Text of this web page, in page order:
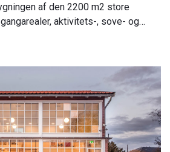
af den 2200 m2 store
aktivitets-, sove- og
mm. Ombygningen indebar blandt
gulve…